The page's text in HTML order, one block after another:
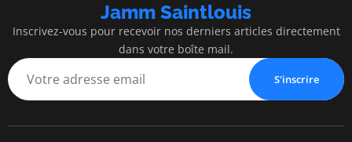
Jamm Saintlouis
Inscrivez-vous pour recevoir nos derniers articles directement
dans votre boîte mail.
S'inscrire